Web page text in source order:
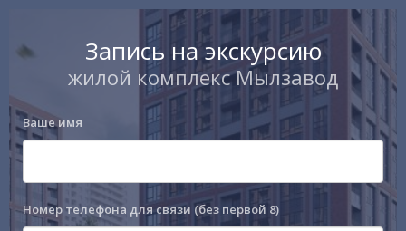
Запись на экскурсию
жилой комплекс Мылзавод
Ваше имя
Номер телефона для связи (без первой 8)